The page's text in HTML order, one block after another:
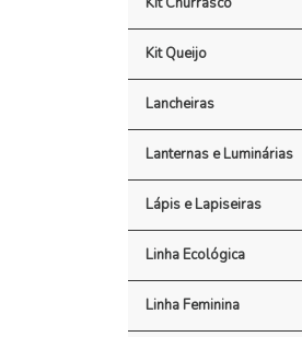
Kit Queijo
Lancheiras
Lanternas e Luminárias
Lápis e Lapiseiras
Linha Ecológica
Linha Feminina